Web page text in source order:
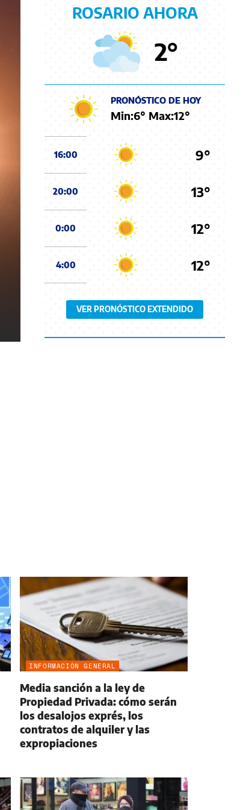
ROSARIO AHORA
2°
PRONÓSTICO DE HOY
Min:6° Max:12°
16:00 9°
20:00 13°
0:00 12°
4:00 12°
VER PRONÓSTICO EXTENDIDO
INFORMACIÓN GENERAL
Media sanción a la ley de
Propiedad Privada: cómo serán
los desalojos exprés, los
contratos de alquiler y las
expropiaciones